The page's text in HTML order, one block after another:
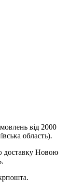
від 2000
область).
доставку Новою